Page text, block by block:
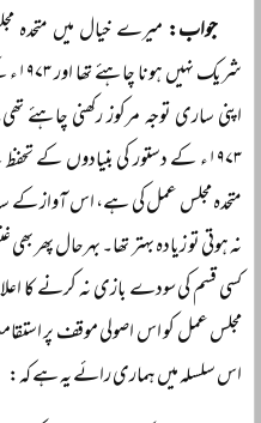
جواب: میرے خیال میں متحدہ
اپنی ساری توجہ مرکوز رکھنی
۱۹۷۳ء کے دستور کی بنیادوں کے
متحدہ مجلس عمل کی ہے، اس آواز کے
نہ ہوتی تو زیادہ بہتر تھا۔ بہرحال
کسی قسم کی سودے بازی نہ کرنے کا
مجلس عمل کو اس اصولی موقف پر
اس سلسلہ میں ہماری رائے یہ ہے کہ: